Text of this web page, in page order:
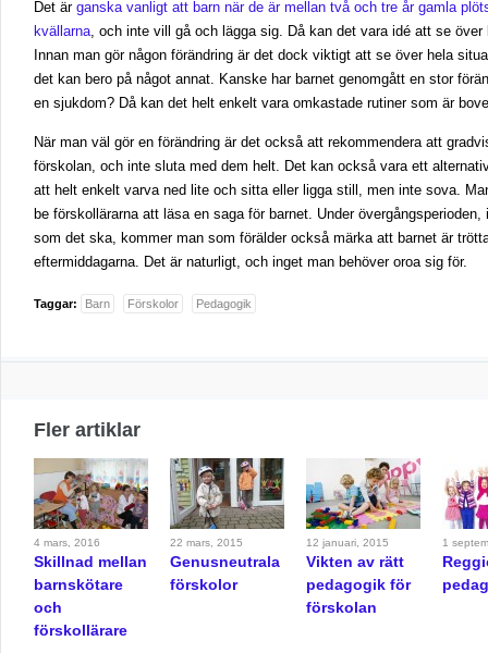
Det är ganska vanligt att barn när de är mellan två och tre år gamla
kvällarna, och inte vill gå och lägga sig. Då kan det vara idé att se över
Innan man gör någon förändring är det dock viktigt att se över hela
det kan bero på något annat. Kanske har barnet genomgått en stor
en sjukdom? Då kan det helt enkelt vara omkastade rutiner som är
När man väl gör en förändring är det också att rekommendera att
förskolan, och inte sluta med dem helt. Det kan också vara ett
att helt enkelt varva ned lite och sitta eller ligga still, men inte sova.
be förskollärarna att läsa en saga för barnet. Under
som det ska, kommer man som förälder också märka att barnet är
eftermiddagarna. Det är naturligt, och inget man behöver oroa sig för.
Taggar: Barn Förskolor Pedagogik
Fler artiklar
4 mars, 2016
Skillnad mellan
barnskötare
och
förskollärare
22 mars, 2015
Genusneutrala
förskolor
12 januari, 2015
Vikten av rätt
pedagogik för
förskolan
1